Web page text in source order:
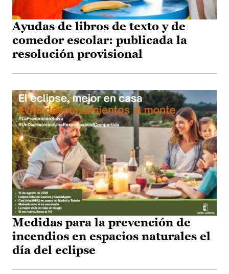
Ayudas de libros de texto y de
comedor escolar: publicada la
resolución provisional
Medidas para la prevención de
incendios en espacios naturales el
día del eclipse